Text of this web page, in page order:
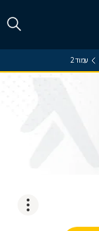
עמוד 2